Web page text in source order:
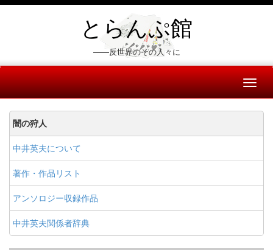
とらんぷ館
――反世界のその人々に
闇の狩人
中井英夫について
著作・作品リスト
アンソロジー収録作品
中井英夫関係者辞典